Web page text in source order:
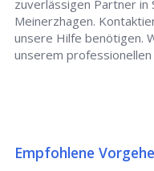
zuverlässigen Partner in
Meinerzhagen.
unsere Hilfe benötigen.
unserem
Empfohlene